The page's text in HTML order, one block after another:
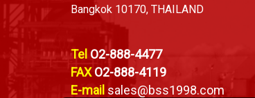
Bangkok 10170, THAILAND
Tel O2-888-4477
FAXO2-888-4119
E-mail sales@bss1998.com